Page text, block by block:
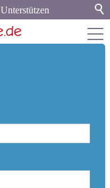
Unterstützen